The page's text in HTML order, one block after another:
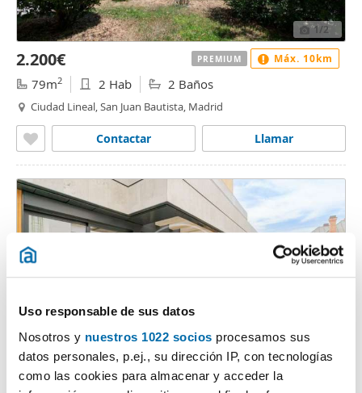
Uso responsable de sus datos
Nosotros y nuestros 1022 socios procesamos sus
datos personales, p.ej., su dirección IP, con tecnologías
como las cookies para almacenar y acceder la
1/2
2.200€
79m2 2 Hab 2 Baños
Ciudad Lineal, San Juan Bautista, Madrid
Llamar
Contactar
PREMIUM Máx. 10km
3.800€ PREMIUM Máx. 10km